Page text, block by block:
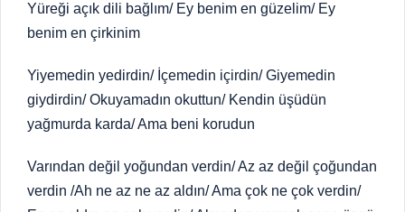
Yüreği açık dili bağlım/ Ey benim en güzelim/ Ey
benim en çirkinim
Yiyemedin yedirdin/ İçemedin içirdin/ Giyemedin
giydirdin/ Okuyamadın okuttun/ Kendin üşüdün
yağmurda karda/ Ama beni korudun
Varından değil yoğundan verdin/ Az az değil çoğundan
verdin /Ah ne az ne az aldın/ Ama çok ne çok verdin/